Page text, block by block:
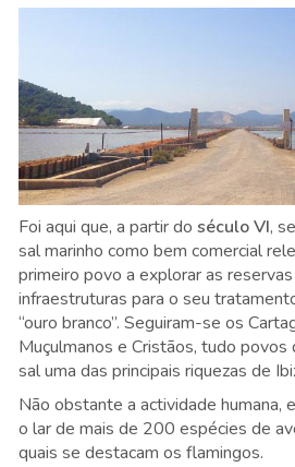
Foi aqui que, a partir do século VI,
sal marinho como bem comercial
primeiro povo a explorar as
infraestruturas para o seu
“ouro branco”. Seguiram-se os
Muçulmanos e Cristãos, tudo povos
sal uma das principais riquezas de
Não obstante a actividade humana,
o lar de mais de 200 espécies de
quais se destacam os flamingos.